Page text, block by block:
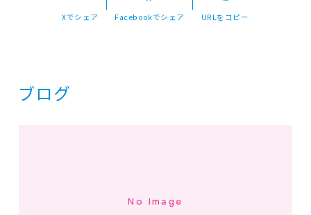
Xでシェア Facebookでシェア URLをコピー
ブログ
No Image